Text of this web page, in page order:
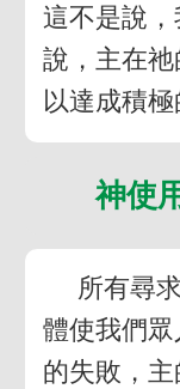
這不是說
說，主在
以達成積極
神使
所有尋
體使我們
的失敗，